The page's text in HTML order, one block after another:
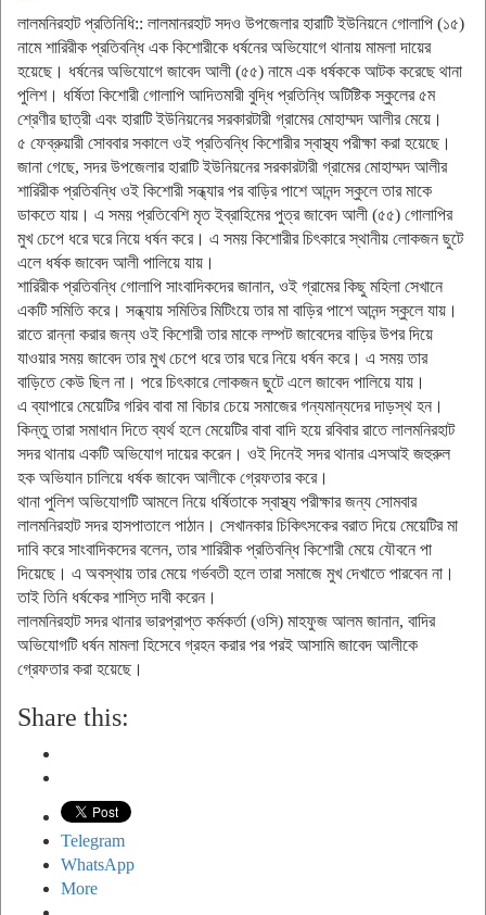
লালমনিরহাট প্রতিনিধি:: লালমানরহাট সদও উপজেলার হারাটি ইউনিয়নে গোলাপি (১৫)
নামে শারিরীক প্রতিবন্ধি এক কিশোরীকে ধর্ষনের অভিযোগে থানায় মামলা দায়ের
হয়েছে। ধর্ষনের অভিযোগে জাবেদ আলী (৫৫) নামে এক ধর্ষককে আটক করেছে থানা
পুলিশ। ধর্ষিতা কিশোরী গোলাপি আদিতমারী বুদ্ধি প্রতিন্ধি অটিষ্টিক স্কুলের ৫ম
শ্রেণীর ছাত্রী এবং হারাটি ইউনিয়নের সরকারটারী গ্রামের মোহাম্মদ আলীর মেয়ে।
৫ ফেব্রুয়ারী সোববার সকালে ওই প্রতিবন্ধি কিশোরীর স্বাস্থ্য পরীক্ষা করা হয়েছে।
জানা গেছে, সদর উপজেলার হারাটি ইউনিয়নের সরকারটারী গ্রামের মোহাম্মদ আলীর
শারিরীক প্রতিবন্ধি ওই কিশোরী সন্ধ্যার পর বাড়ির পাশে আনন্দ স্কুলে তার মাকে
ডাকতে যায়। এ সময় প্রতিবেশি মৃত ইব্রাহিমের পুত্র জাবেদ আলী (৫৫) গোলাপির
মুখ চেপে ধরে ঘরে নিয়ে ধর্ষন করে। এ সময় কিশোরীর চিৎকারে স্থানীয় লোকজন ছুটে
এলে ধর্ষক জাবেদ আলী পালিয়ে যায়।
শারিরীক প্রতিবন্ধি গোলাপি সাংবাদিকদের জানান, ওই গ্রামের কিছু মহিলা সেখানে
একটি সমিতি করে। সন্ধ্যায় সমিতির মিটিংয়ে তার মা বাড়ির পাশে আনন্দ স্কুলে যায়।
রাতে রান্না করার জন্য ওই কিশোরী তার মাকে লম্পট জাবেদের বাড়ির উপর দিয়ে
যাওয়ার সময় জাবেদ তার মুখ চেপে ধরে তার ঘরে নিয়ে ধর্ষন করে। এ সময় তার
বাড়িতে কেউ ছিল না। পরে চিৎকারে লোকজন ছুটে এলে জাবেদ পালিয়ে যায়।
এ ব্যাপারে মেয়েটির গরিব বাবা মা বিচার চেয়ে সমাজের গন্যমান্যদের দাড়স্থ হন।
কিন্তু তারা সমাধান দিতে ব্যর্থ হলে মেয়েটির বাবা বাদি হয়ে রবিবার রাতে লালমনিরহাট
সদর থানায় একটি অভিযোগ দায়ের করেন। ওই দিনেই সদর থানার এসআই জহুরুল
হক অভিযান চালিয়ে ধর্ষক জাবেদ আলীকে গ্রেফতার করে।
থানা পুলিশ অভিযোগটি আমলে নিয়ে ধর্ষিতাকে স্বাস্থ্য পরীক্ষার জন্য সোমবার
লালমনিরহাট সদর হাসপাতালে পাঠান। সেখানকার চিকিৎসকের বরাত দিয়ে মেয়েটির মা
দাবি করে সাংবাদিকদের বলেন, তার শারিরীক প্রতিবন্ধি কিশোরী মেয়ে যৌবনে পা
দিয়েছে। এ অবস্থায় তার মেয়ে গর্ভবতী হলে তারা সমাজে মুখ দেখাতে পারবেন না।
তাই তিনি ধর্ষকের শাস্তি দাবী করেন।
লালমনিরহাট সদর থানার ভারপ্রাপ্ত কর্মকর্তা (ওসি) মাহফুজ আলম জানান, বাদির
অভিযোগটি ধর্ষন মামলা হিসেবে গ্রহন করার পর পরই আসামি জাবেদ আলীকে
গ্রেফতার করা হয়েছে।
Share this:
Telegram
WhatsApp
More